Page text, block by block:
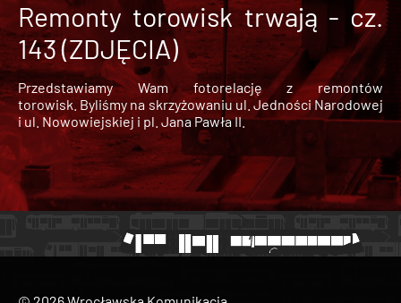
Remonty torowisk trwają - cz.
143 (ZDJĘCIA)
Przedstawiamy Wam fotorelację z remontów
torowisk. Byliśmy na skrzyżowaniu ul. Jedności Narodowej
i ul. Nowowiejskiej i pl. Jana Pawła II.